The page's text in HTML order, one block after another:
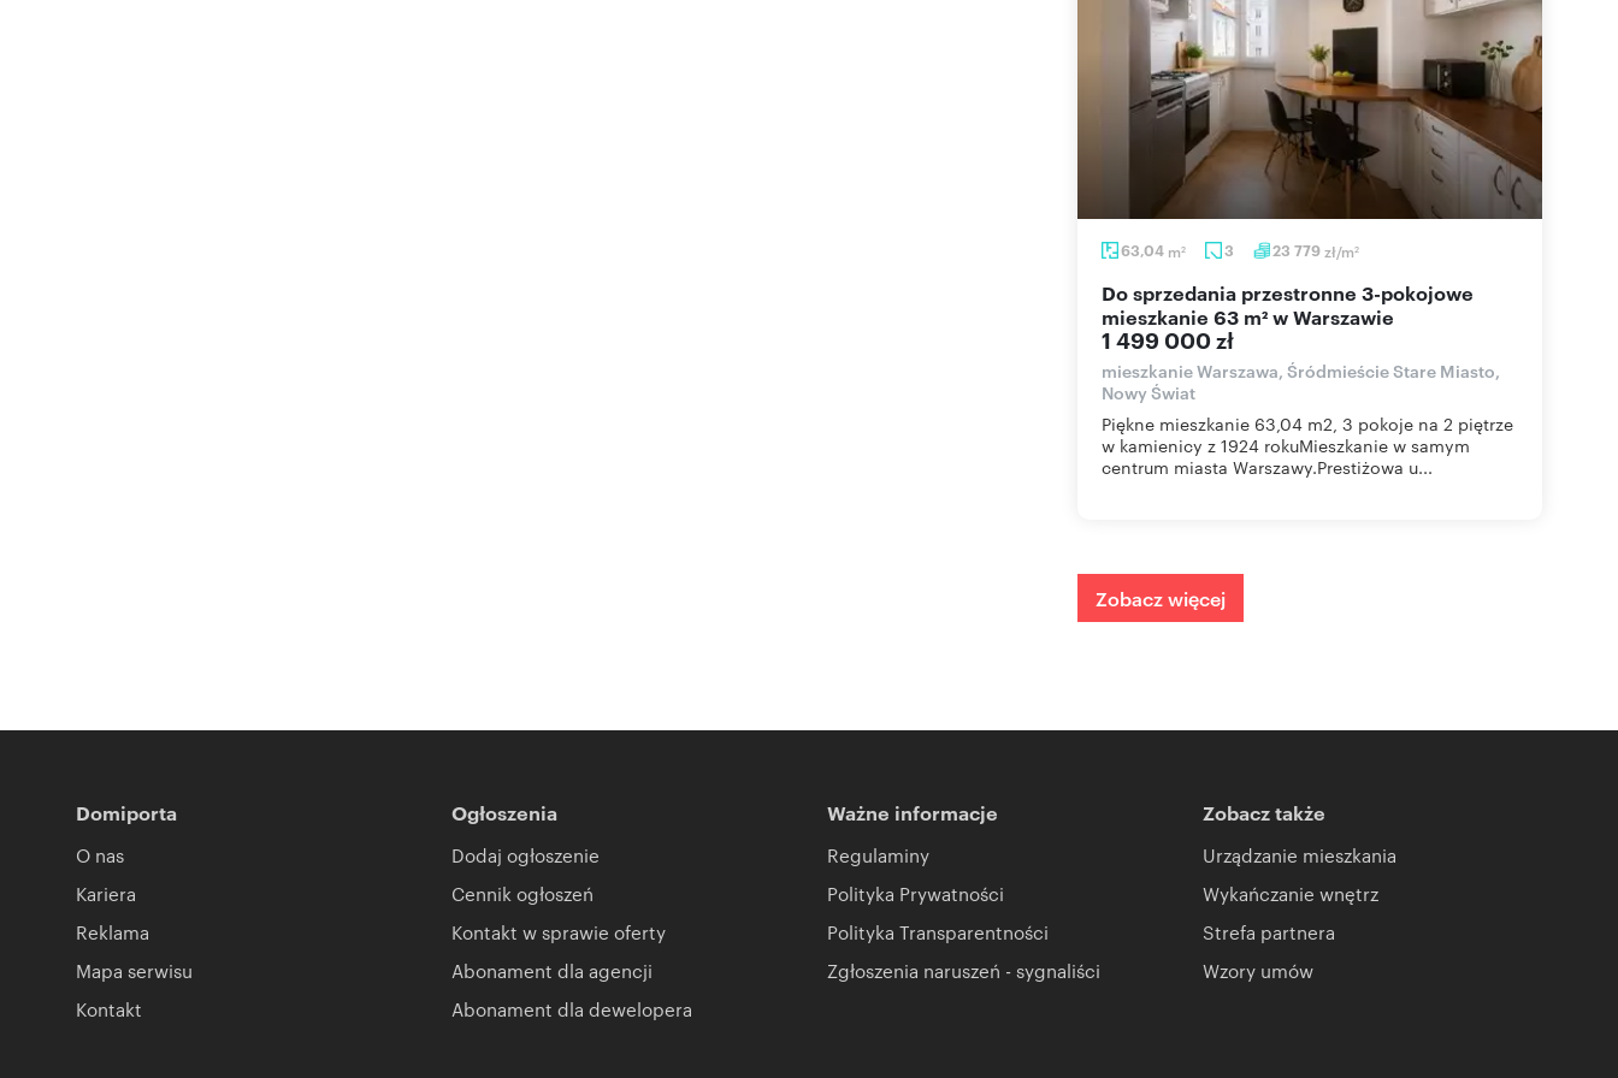
63,04 m2 3 23 779zł/m2
Do sprzedania przestronne 3-pokojowe
mieszkanie 63 m² w Warszawie
1 499 000 zł
mieszkanie Warszawa, Śródmieście Stare Miasto,
Nowy Świat
Piękne mieszkanie 63,04 m2, 3 pokoje na 2 piętrze
w kamienicy z 1924 rokuMieszkanie w samym
centrum miasta Warszawy.Prestiżowa u...
Zobacz więcej
Domiporta
O nas
Kariera
Reklama
Mapa serwisu
Kontakt
Ogłoszenia
Dodaj ogłoszenie
Cennik ogłoszeń
Kontakt w sprawie oferty
Abonament dla agencji
Abonament dla dewelopera
Ważne informacje
Regulaminy
Polityka Prywatności
Polityka Transparentności
Zgłoszenia naruszeń - sygnaliści
Zobacz także
Urządzanie mieszkania
Wykańczanie wnętrz
Strefa partnera
Wzory umów